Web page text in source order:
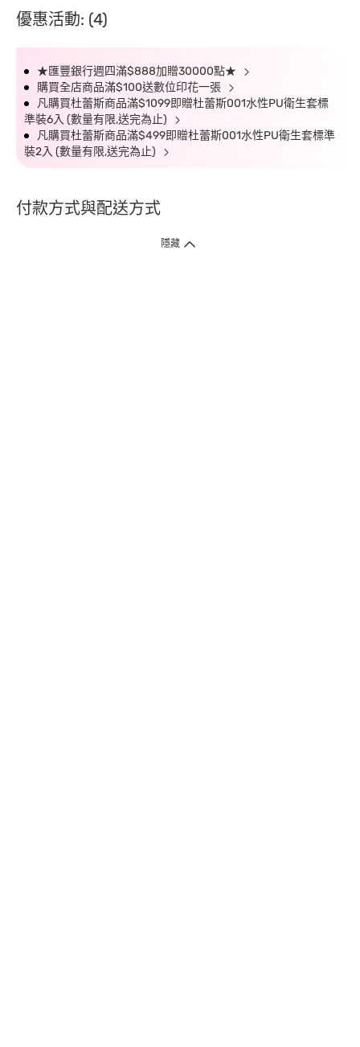
優惠活動: (4)
★匯豐銀行週四滿$888加贈30000點★
購買全店商品滿$100送數位印花一張
凡購買杜蕾斯商品滿$1099即贈杜蕾斯001水性PU衛生套標
準裝6入 (數量有限,送完為止)
凡購買杜蕾斯商品滿$499即贈杜蕾斯001水性PU衛生套標準
裝2入 (數量有限,送完為止)
付款方式與配送方式
隱藏